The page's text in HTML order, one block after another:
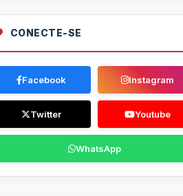
CONECTE-SE
Facebook Instagram
Twitter Youtube
WhatsApp